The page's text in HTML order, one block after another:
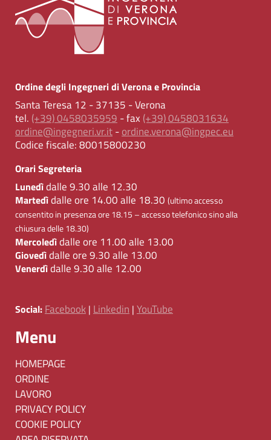
Ordine degli Ingegneri di Verona e Provincia
Santa Teresa 12 - 37135 - Verona
tel. (+39) 0458035959 - fax (+39) 0458031634
ordine@ingegneri.vr.it-ordine.verona@ingpec.eu
Codice fiscale:80015800230
Orari Segreteria
Lunedìdalle 9.30 alle 12.30
Martedìdalle ore 14.00 alle 18.30 (ultimo accesso
consentito in presenza ore 18.15 – accesso telefonico sino alla
chiusura delle 18.30)
Mercoledìdalle ore 11.00 alle 13.00
Giovedìdalle ore 9.30 alle 13.00
Venerdìdalle 9.30 alle 12.00
Social: Facebook | Linkedin | YouTube
Menu
HOMEPAGE
ORDINE
LAVORO
PRIVACY POLICY
COOKIE POLICY